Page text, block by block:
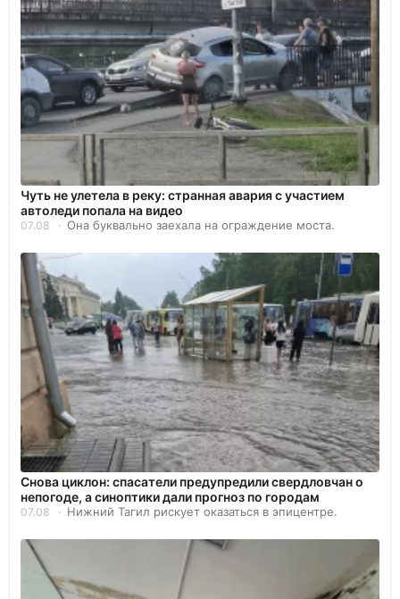
Чуть не улетела в реку: странная авария с участием
автоледи попала на видео
07.08 Она буквально заехала на ограждение моста.
Снова циклон: спасатели предупредили свердловчан о
непогоде, а синоптики дали прогноз по городам
07.08 Нижний Тагил рискует оказаться в эпицентре.